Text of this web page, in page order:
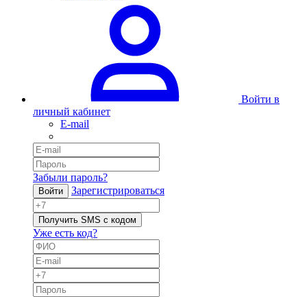
Войти в
личный кабинет
E-mail
Забыли пароль?
Войти Зарегистрироваться
Получить SMS с кодом
Уже есть код?